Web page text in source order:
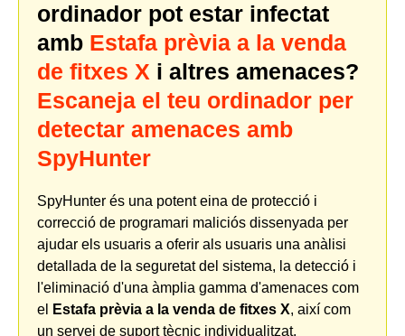
ordinador pot estar infectat
amb Estafa prèvia a la venda
de fitxes X i altres amenaces?
Escaneja el teu ordinador per
detectar amenaces amb
SpyHunter
SpyHunter és una potent eina de protecció i
correcció de programari maliciós dissenyada per
ajudar els usuaris a oferir als usuaris una anàlisi
detallada de la seguretat del sistema, la detecció i
l'eliminació d'una àmplia gamma d'amenaces com
el
Estafa prèvia a la venda de fitxes X, així com
un servei de suport tècnic individualitzat.